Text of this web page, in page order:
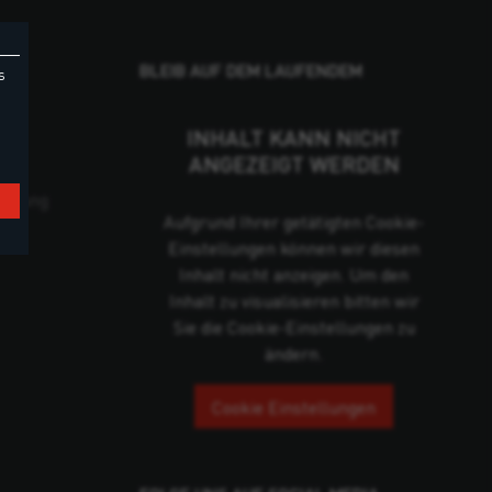
BLEIB AUF DEM LAUFENDEM
INHALT KANN NICHT
ANGEZEIGT WERDEN
Aufgrund Ihrer getätigten Cookie-
Einstellungen können wir diesen
Inhalt nicht anzeigen. Um den
Inhalt zu visualisieren bitten wir
Sie die Cookie-Einstellungen zu
ändern.
Cookie Einstellungen